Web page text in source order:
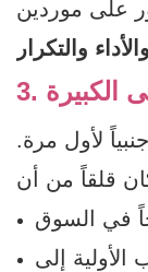
على موردين
والتكرار
الكبيرة
لأول مرة.
في السوق
الأولية إلى